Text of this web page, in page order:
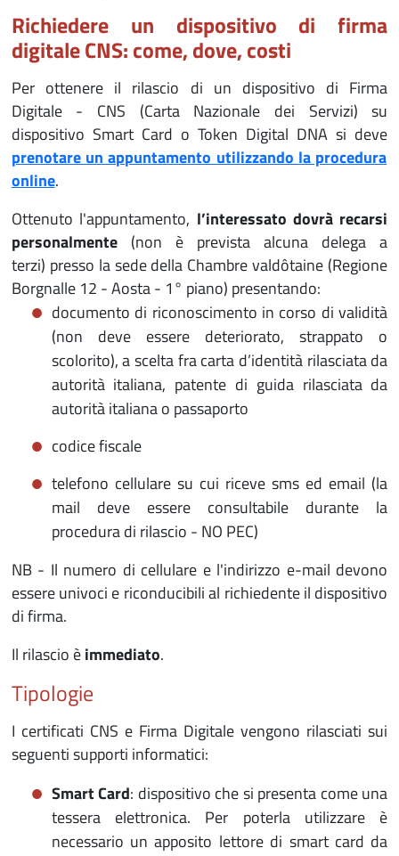
Richiedere un dispositivo di firma
digitale CNS: come, dove, costi
Per ottenere il rilascio di un dispositivo di Firma
Digitale - CNS (Carta Nazionale dei Servizi) su
dispositivo Smart Card o Token Digital DNA si deve
prenotare un appuntamento utilizzando la procedura
online.
Ottenuto l'appuntamento, l’interessato dovrà recarsi
personalmente (non è prevista alcuna delega a
terzi) presso la sede della Chambre valdôtaine (Regione
Borgnalle 12 - Aosta - 1° piano) presentando:
documento di riconoscimento in corso di validità
(non deve essere deteriorato, strappato o
scolorito), a scelta fra carta d’identità rilasciata da
autorità italiana, patente di guida rilasciata da
autorità italiana o passaporto
codice fiscale
telefono cellulare su cui riceve sms ed email​ (la
mail deve essere consultabile durante la
procedura di rilascio - NO PEC)​
NB - Il numero di cellulare e l'indirizzo e-mail devono
essere univoci e riconducibili al richiedente il dispositivo
di firma.
Il rilascio èimmediato.
Tipologie
I certificati CNS e Firma Digitale vengono rilasciati sui
seguenti supporti informatici:
Smart Card: dispositivo che si presenta come una
tessera elettronica. Per poterla utilizzare è
necessario un apposito lettore di smart card da